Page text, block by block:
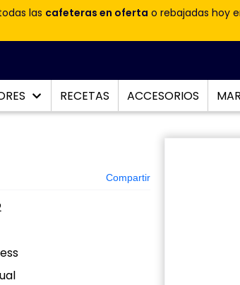
las cafeteras en oferta o rebajadas hoy
RECETAS ACCESORIOS
Compartir